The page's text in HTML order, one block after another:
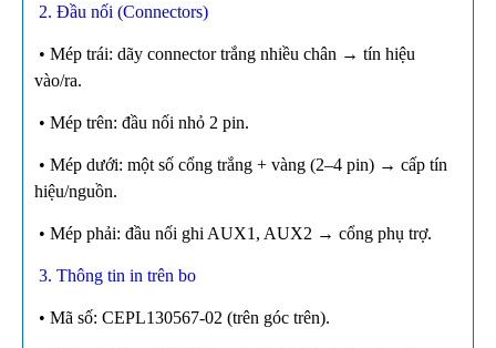
2. Đầu nối (Connectors)
• Mép trái: dãy connector trắng nhiều chân → tín hiệu
vào/ra.
• Mép trên: đầu nối nhỏ 2 pin.
• Mép dưới: một số cổng trắng + vàng (2–4 pin) → cấp tín
hiệu/nguồn.
• Mép phải: đầu nối ghi AUX1, AUX2 → cổng phụ trợ.
3. Thông tin in trên bo
• Mã số: CEPL130567-02 (trên góc trên).